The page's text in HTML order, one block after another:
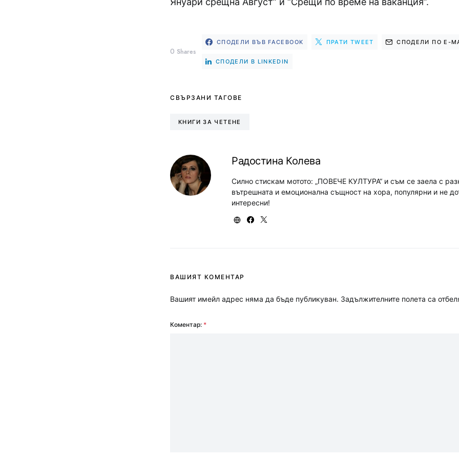
0 Shares
СПОДЕЛИ ВЪВ FACEBOOK ПРАТИ TWEET СПОДЕЛИ ПО E-
СПОДЕЛИ В LINKEDIN
СВЪРЗАНИ ТАГОВЕ
КНИГИ ЗА ЧЕТЕНЕ
Радостина Колева
Силно стискам мотото: „ПОВЕЧЕ КУЛТУРА“ и съм се заела с
вътрешната и емоционална същност на хора, популярни и не
интересни!
ВАШИЯТ КОМЕНТАР
Вашият имейл адрес няма да бъде публикуван. Задължителните полета са
Коментар: *